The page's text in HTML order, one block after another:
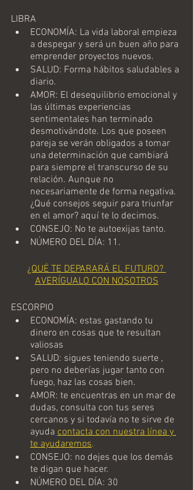
LIBRA
ECONOMÍA: La vida laboral empieza
a despegar y será un buen año para
emprender proyectos nuevos.
SALUD: Forma hábitos saludables a
diario.
AMOR: El desequilibrio emocional y
las últimas experiencias
sentimentales han terminado
desmotivándote. Los que poseen
pareja se verán obligados a tomar
una determinación que cambiará
para siempre el transcurso de su
relación. Aunque no
necesariamente de forma negativa.
¿Qué consejos seguir para triunfar
en el amor? aquí te lo decimos.
CONSEJO: No te autoexijas tanto.
NÚMERO DEL DÍA: 11.
¿QUÉ TE DEPARARÁ EL FUTURO?
AVERÍGUALO CON NOSOTROS
ESCORPIO
ECONOMÍA: estas gastando tu
dinero en cosas que te resultan
valiosas
SALUD: sigues teniendo suerte ,
pero no deberías jugar tanto con
fuego, haz las cosas bien.
AMOR: te encuentras en un mar de
dudas, consulta con tus seres
cercanos y si todavía no te sirve de
ayuda contacta con nuestra línea y
te ayudaremos.
CONSEJO: no dejes que los demás
te digan que hacer.
NÚMERO DEL DÍA: 30